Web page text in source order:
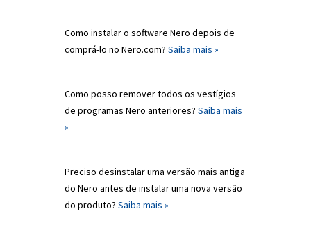
Como instalar o software Nero depois de
comprá-lo no Nero.com? Saiba mais »
Como posso remover todos os vestígios
de programas Nero anteriores? Saiba mais
»
Preciso desinstalar uma versão mais antiga
do Nero antes de instalar uma nova versão
do produto? Saiba mais »